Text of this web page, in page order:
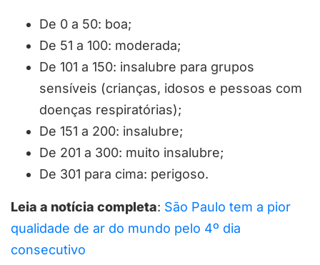
De 0 a 50: boa;
De 51 a 100: moderada;
De 101 a 150: insalubre para grupos
sensíveis (crianças, idosos e pessoas com
doenças respiratórias);
De 151 a 200: insalubre;
De 201 a 300: muito insalubre;
De 301 para cima: perigoso.
Leia a notícia completa: São Paulo tem a pior
qualidade de ar do mundo pelo 4º dia
consecutivo